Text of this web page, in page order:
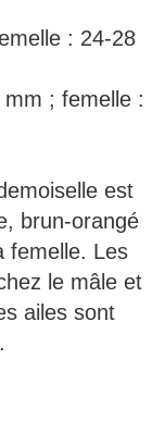
: 24-28
; femelle :
est
brun-orangé
femelle. Les
le mâle et
ailes sont